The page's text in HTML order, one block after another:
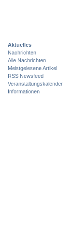
Aktuelles
Nachrichten
Alle Nachrichten
Meistgelesene Artikel
RSS Newsfeed
Veranstaltungskalender
Informationen